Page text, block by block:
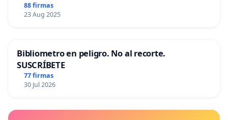
88 firmas
23 Aug 2025
Bibliometro en peligro. No al recorte.
SUSCRÍBETE
77 firmas
30 Jul 2026